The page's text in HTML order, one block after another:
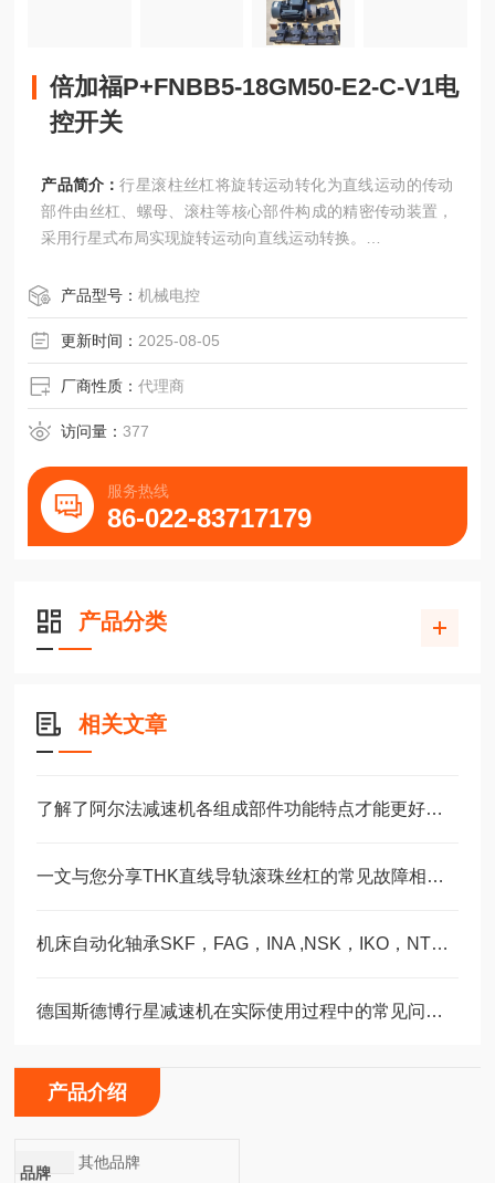
倍加福P+FNBB5-18GM50-E2-C-V1电
控开关
产品简介：行星滚柱丝杠将旋转运动转化为直线运动的传动
部件由丝杠、螺母、滚柱等核心部件构成的精密传动装置，
采用行星式布局实现旋转运动向直线运动转换。
产品型号：机械电控
更新时间： 2025-08-05
厂商性质：代理商
访问量：377
服务热线
86-022-83717179
产品分类
相关文章
了解了阿尔法减速机各组成部件功能特点才能更好的使用它
一文与您分享THK直线导轨滚珠丝杠的常见故障相应解决方法
机床自动化轴承SKF，FAG，INA ,NSK，IKO，NTN选型订购福业
德国斯德博行星减速机在实际使用过程中的常见问题相应解决方法分享
产品介绍
品牌
其他品牌